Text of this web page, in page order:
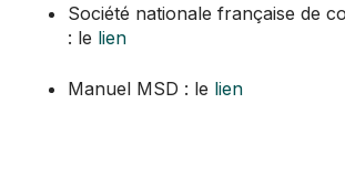
Société nationale française de
: le lien
Manuel MSD : le lien